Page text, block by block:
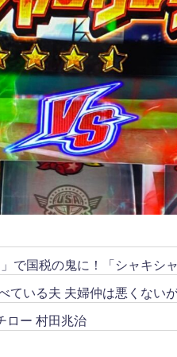
で国税の鬼に！「シャキシ
ている夫 夫婦仲は悪くない
ロー 村田兆治